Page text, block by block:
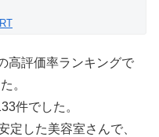
高評価率ランキングで
。
件でした。
定した美容室さんで、